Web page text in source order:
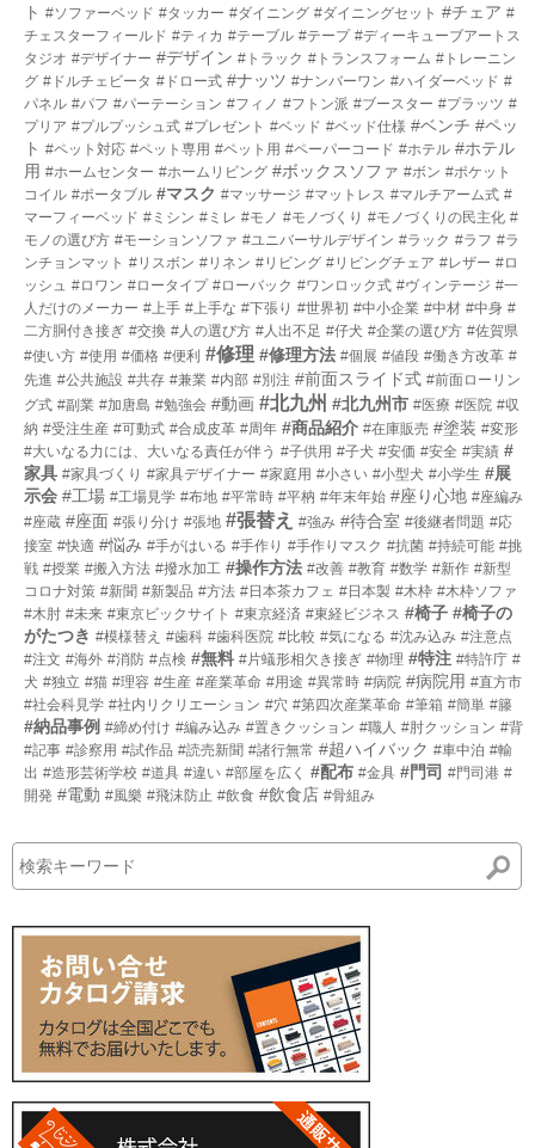
ト #ソファーベッド #タッカー #ダイニング #ダイニングセット #チェア #
チェスターフィールド #ティカ #テーブル #テープ #ディーキューブアートス
タジオ #デザイナー #デザイン #トラック #トランスフォーム #トレーニン
グ #ドルチェビータ #ドロー式 #ナッツ #ナンバーワン #ハイダーベッド #
パネル #パフ #パーテーション #フィノ #フトン派 #ブースター #プラッツ #
プリア #プルプッシュ式 #プレゼント #ベッド #ベッド仕様 #ベンチ #ペッ
ト #ペット対応 #ペット専用 #ペット用 #ペーパーコード #ホテル #ホテル
用 #ホームセンター #ホームリビング #ボックスソファ #ボン #ポケット
コイル #ポータブル #マスク #マッサージ #マットレス #マルチアーム式 #
マーフィーベッド #ミシン #ミレ #モノ #モノづくり #モノづくりの民主化 #
モノの選び方 #モーションソファ #ユニバーサルデザイン #ラック #ラフ #ラ
ンチョンマット #リスボン #リネン #リビング #リビングチェア #レザー #ロ
ッシュ #ロワン #ロータイプ #ローバック #ワンロック式 #ヴィンテージ #一
人だけのメーカー #上手 #上手な #下張り #世界初 #中小企業 #中材 #中身 #
二方胴付き接ぎ #交換 #人の選び方 #人出不足 #仔犬 #企業の選び方 #佐賀県
#使い方 #使用 #価格 #便利 #修理 #修理方法 #個展 #値段 #働き方改革 #
先進 #公共施設 #共存 #兼業 #内部 #別注 #前面スライド式 #前面ローリン
グ式 #副業 #加唐島 #勉強会 #動画 #北九州 #北九州市 #医療 #医院 #収
納 #受注生産 #可動式 #合成皮革 #周年 #商品紹介 #在庫販売 #塗装 #変形
#大いなる力には、大いなる責任が伴う #子供用 #子犬 #安価 #安全 #実績 #
家具 #家具づくり #家具デザイナー #家庭用 #小さい #小型犬 #小学生 #展
示会 #工場 #工場見学 #布地 #平常時 #平枘 #年末年始 #座り心地 #座編み
#座蔵 #座面 #張り分け #張地 #張替え #強み #待合室 #後継者問題 #応
接室 #快適 #悩み #手がはいる #手作り #手作りマスク #抗菌 #持続可能 #挑
戦 #授業 #搬入方法 #撥水加工 #操作方法 #改善 #教育 #数学 #新作 #新型
コロナ対策 #新聞 #新製品 #方法 #日本茶カフェ #日本製 #木枠 #木枠ソファ
#木肘 #未来 #東京ビックサイト #東京経済 #東経ビジネス #椅子 #椅子の
がたつき #模様替え #歯科 #歯科医院 #比較 #気になる #沈み込み #注意点
#注文 #海外 #消防 #点検 #無料 #片蟻形相欠き接ぎ #物理 #特注 #特許庁 #
犬 #独立 #猫 #理容 #生産 #産業革命 #用途 #異常時 #病院 #病院用 #直方市
#社会科見学 #社内リクリエーション #穴 #第四次産業革命 #筆箱 #簡単 #籐
#納品事例 #締め付け #編み込み #置きクッション #職人 #肘クッション #背
#記事 #診察用 #試作品 #読売新聞 #諸行無常 #超ハイバック #車中泊 #輸
出 #造形芸術学校 #道具 #違い #部屋を広く #配布 #金具 #門司 #門司港 #
開発 #電動 #風樂 #飛沫防止 #飲食 #飲食店 #骨組み